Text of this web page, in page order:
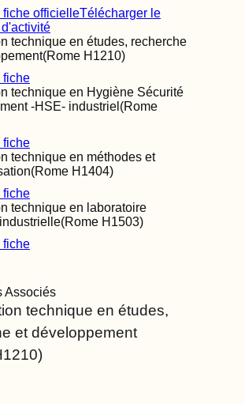
fiche officielleTélécharger le
technique en études, recherche
(Rome H1210)
fiche
technique en Hygiène Sécurité
-HSE- industriel (Rome
fiche
technique en méthodes et
(Rome H1404)
fiche
technique en laboratoire
(Rome H1503)
fiche
Associés
technique en études,
et développement
)